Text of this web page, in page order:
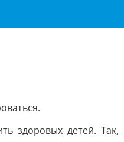
здоровых детей.